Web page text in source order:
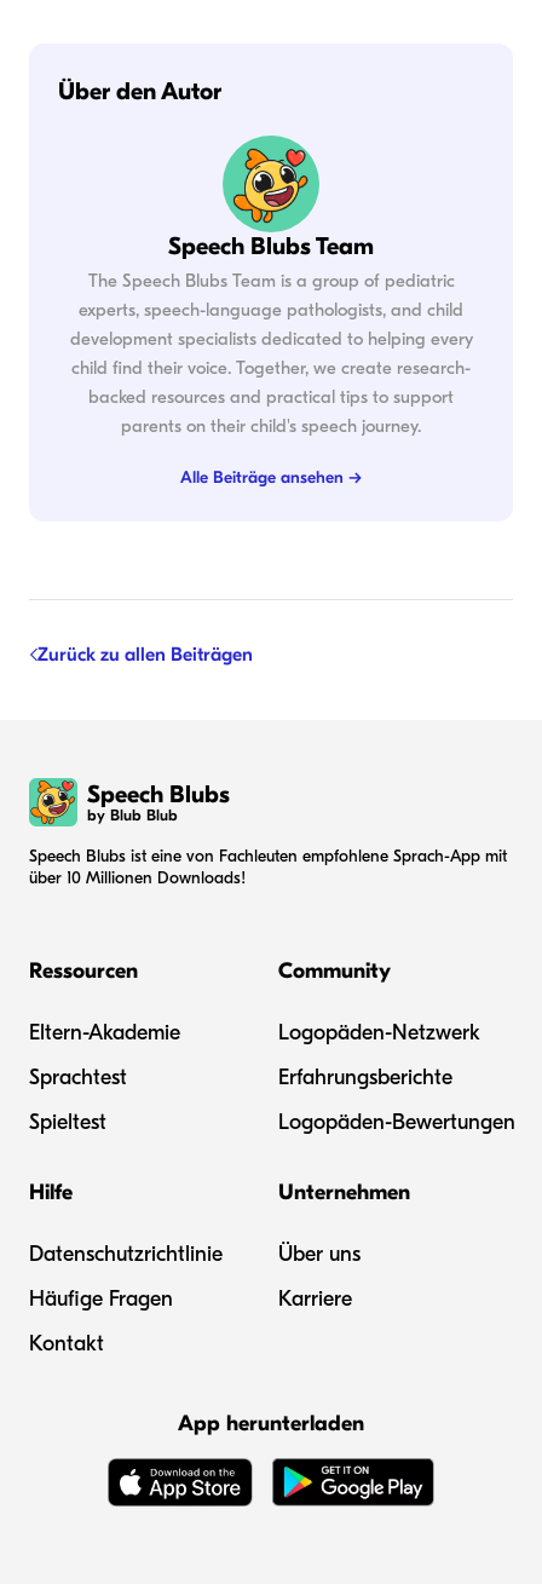
Über den Autor
Speech Blubs Team
The Speech Blubs Team is a group of pediatric
experts, speech-language pathologists, and child
development specialists dedicated to helping every
child find their voice. Together, we create research-
backed resources and practical tips to support
parents on their child's speech journey.
Alle Beiträge ansehen →
Zurück zu allen Beiträgen
Speech Blubs
by Blub Blub
Speech Blubs ist eine von Fachleuten empfohlene Sprach-App mit
über 10 Millionen Downloads!
Ressourcen
Eltern-Akademie
Sprachtest
Spieltest
Community
Logopäden-Netzwerk
Erfahrungsberichte
Logopäden-Bewertungen
Hilfe
Datenschutzrichtlinie
Häufige Fragen
Kontakt
Unternehmen
Über uns
Karriere
App herunterladen